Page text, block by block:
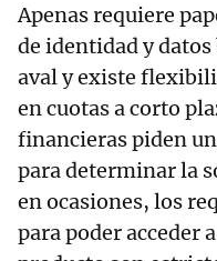
Apenas requiere
de identidad y
aval y existe
en cuotas a corto
financieras piden
para determinar la
en ocasiones, los
para poder acceder